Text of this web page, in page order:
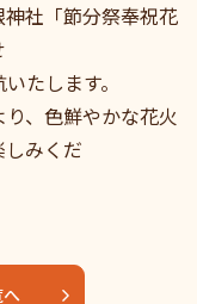
社「節分祭奉祝花
たします。
、色鮮やかな花火
みくだ